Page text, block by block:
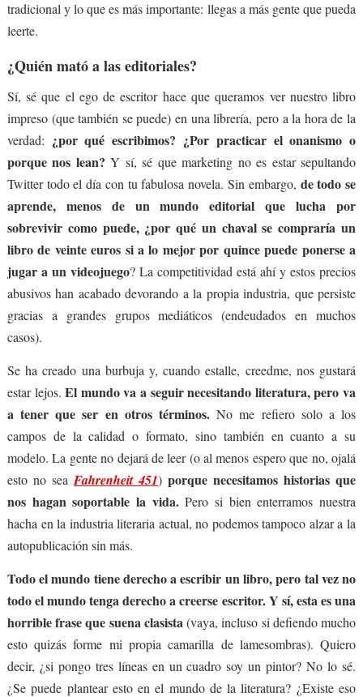
tradicional y lo que es más importante: llegas a más gente que pueda
leerte.
¿Quién mató a las editoriales?
Sí, sé que el ego de escritor hace que queramos ver nuestro libro
impreso (que también se puede) en una librería, pero a la hora de la
verdad: ¿por qué escribimos? ¿Por practicar el onanismo o
porque nos lean? Y sí, sé que marketing no es estar sepultando
Twitter todo el día con tu fabulosa novela. Sin embargo, de todo se
aprende, menos de un mundo editorial que lucha por
sobrevivir como puede, ¿por qué un chaval se compraría un
libro de veinte euros si a lo mejor por quince puede ponerse a
jugar a un videojuego? La competitividad está ahí y estos precios
abusivos han acabado devorando a la propia industria, que persiste
gracias a grandes grupos mediáticos (endeudados en muchos
casos).
Se ha creado una burbuja y, cuando estalle, creedme, nos gustará
estar lejos.El mundo va a seguir necesitando literatura, pero va
a tener que ser en otros términos. No me refiero solo a los
campos de la calidad o formato, sino también en cuanto a su
modelo. La gente no dejará de leer (o al menos espero que no, ojalá
esto no sea Fahrenheit 451)porque necesitamos historias que
nos hagan soportable la vida.Pero si bien enterramos nuestra
hacha en la industria literaria actual, no podemos tampoco alzar a la
autopublicación sin más.
Todo el mundo tiene derecho a escribir un libro, pero tal vez no
todo el mundo tenga derecho a creerse escritor. Y sí, esta es una
horrible frase que suena clasista(vaya, incluso si defiendo mucho
esto quizás forme mi propia camarilla de lamesombras). Quiero
decir, ¿si pongo tres líneas en un cuadro soy un pintor? No lo sé.
¿Se puede plantear esto en el mundo de la literatura? ¿Existe eso